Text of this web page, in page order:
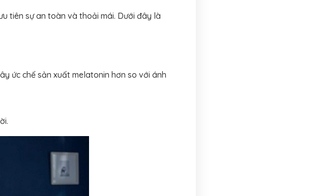
tiên sự an toàn và thoải mái. Dưới đây là
ức chế sản xuất melatonin hơn so với ánh